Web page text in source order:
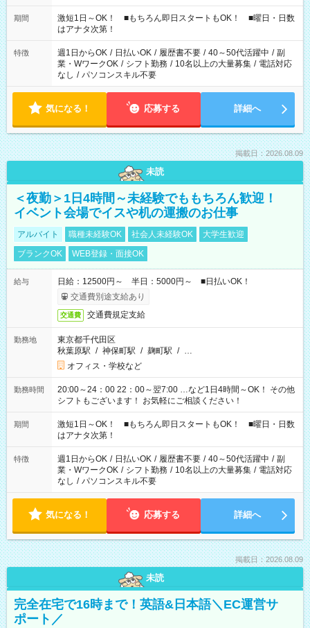
シフトもございます！ お気軽にご相談ください！
期間
激短1日～OK！ ■もちろん即日スタートもOK！ ■曜日・日数
はアナタ次第！
特徴 週1日からOK / 日払いOK / 履歴書不要 / 40～50代活躍中 / 副
業・WワークOK / シフト勤務 / 10名以上の大量募集 / 電話対応
なし / パソコンスキル不要
気になる！ 応募する 詳細へ
掲載日：2026.08.09
未読
＜夜勤＞1日4時間～未経験でももちろん歓迎！
イベント会場でイスや机の運搬のお仕事
アルバイト 職種未経験OK 社会人未経験OK
大学生歓迎
ブランクOK
WEB登録・面接OK
給与
日給：12500円～ 半日：5000円～ ■日払いOK！
交通費別途支給あり
交通費 交通費規定支給
勤務地
東京都千代田区
秋葉原駅 / 神保町駅 / 麹町駅 / …
オフィス・学校など
勤務時間
20:00～24：00 22：00～翌7:00 …など1日4時間～OK！ その他
シフトもございます！ お気軽にご相談ください！
期間
激短1日～OK！ ■もちろん即日スタートもOK！ ■曜日・日数
はアナタ次第！
特徴 週1日からOK / 日払いOK / 履歴書不要 / 40～50代活躍中 / 副
業・WワークOK / シフト勤務 / 10名以上の大量募集 / 電話対応
なし / パソコンスキル不要
気になる！ 応募する 詳細へ
掲載日：2026.08.09
未読
完全在宅で16時まで！英語&日本語＼EC運営サ
ポート／